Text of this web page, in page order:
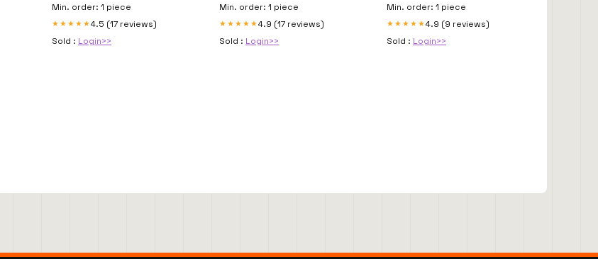
Min. order: 1 piece
★★★★★4.5 (17 reviews)
Sold : Login>>
Min. order: 1 piece
★★★★★4.9 (17 reviews)
Sold : Login>>
Min. order: 1 piece
★★★★★4.9 (9 reviews)
Sold : Login>>